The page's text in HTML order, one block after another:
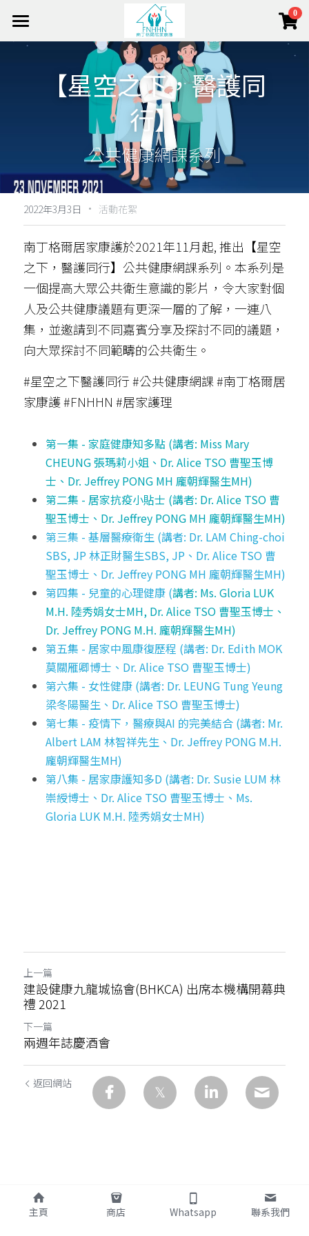
0
Home 首頁
About 關於我們
About Us 關於我們
Mission 使命
Service Model 服務模式
Side Lights 最新動態
The Foundation 南丁格爾基金會(香港)
Out Team 我們的團隊
Management 管理層
Strategic Allies 策略伙伴
Join Us 加入我們
Service 服務項目
Services 服務項目
Home Nursing 居家護理
Chronic Disease 慢病管理
Cancer & Palliative 癌症護理和臨終關懷
Dementia Care 認知障礙症護理
Stroke Care 中風護理服務
CCSV 社區券
Respite Care 暫宿護理
Training & Education 培訓與教育
Upcoming Training 最新培訓
e-Shop 頤護本鋪
搜索
+852 2682 2128
info@fnhhn.com
【星空之下，醫護同
行】
公共健康網課系列
2022年3月3日 · 活動花絮
南丁格爾居家康護於2021年11月起, 推出【星空
之下，醫護同行】公共健康網課系列。本系列是
一個提高大眾公共衛生意識的影片，令大家對個
人及公共健康議題有更深一層的了解，一連八
集，並邀請到不同嘉賓分享及探討不同的議題，
向大眾探討不同範疇的公共衛生。
#星空之下醫護同行 #公共健康網課 #南丁格爾居
家康護 #FNHHN #居家護理
第一集 - 家庭健康知多點 (講者: Miss Mary
CHEUNG 張瑪莉小姐、Dr. Alice TSO 曹聖玉博
士、Dr. Jeffrey PONG MH 龐朝輝醫生MH)
第二集 - 居家抗疫小貼士 (講者: Dr. Alice TSO 曹
聖玉博士、Dr. Jeffrey PONG MH 龐朝輝醫生MH)
第三集 - 基層醫療衛生 (講者: Dr. LAM Ching-choi
SBS, JP 林正財醫生SBS, JP、Dr. Alice TSO 曹
聖玉博士、Dr. Jeffrey PONG MH 龐朝輝醫生MH)
第四集 - 兒童的心理健康 (講者: Ms. Gloria LUK
M.H. 陸秀娟女士MH, Dr. Alice TSO 曹聖玉博士、
Dr. Jeffrey PONG M.H. 龐朝輝醫生MH)
第五集 - 居家中風康復歷程 (講者: Dr. Edith MOK
莫關雁卿博士、Dr. Alice TSO 曹聖玉博士)
第六集 - 女性健康 (講者: Dr. LEUNG Tung Yeung
梁冬陽醫生、Dr. Alice TSO 曹聖玉博士)
第七集 - 疫情下，醫療與AI 的完美結合 (講者: Mr.
Albert LAM 林智祥先生、Dr. Jeffrey PONG M.H.
龐朝輝醫生MH)
第八集 - 居家康護知多D (講者: Dr. Susie LUM 林
崇綬博士、Dr. Alice TSO 曹聖玉博士、Ms.
Gloria LUK M.H. 陸秀娟女士MH)
上一篇
建設健康九龍城協會(BHKCA) 出席本機構開幕典
禮 2021
下一篇
兩週年誌慶酒會
返回網站
主頁 商店 Whatsapp 聯系我們
×
商品分類
所有商品分類